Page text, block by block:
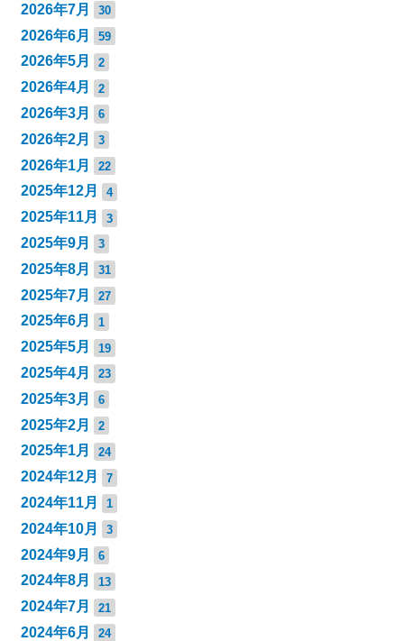
2026年7月 30
2026年6月 59
2026年5月 2
2026年4月 2
2026年3月 6
2026年2月 3
2026年1月 22
2025年12月 4
2025年11月 3
2025年9月 3
2025年8月 31
2025年7月 27
2025年6月 1
2025年5月 19
2025年4月 23
2025年3月 6
2025年2月 2
2025年1月 24
2024年12月 7
2024年11月 1
2024年10月 3
2024年9月 6
2024年8月 13
2024年7月 21
2024年6月 24